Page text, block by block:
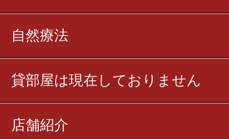
自然療法
貸部屋は現在しておりません
店舗紹介